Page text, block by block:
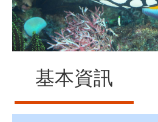
發
布
諮
詢
會
員
基本資訊